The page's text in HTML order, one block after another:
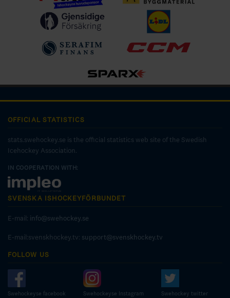
OFFICIAL STATISTICS
stats.swehockey.se is the official statistics web site of the Swedish
Icehockey Association.
IN COOPERATION WITH:
SVENSKA ISHOCKEYFÖRBUNDET
E-mail: info@swehockey.se
E-mail:svenskhockey.tv: support@svenskhockey.tv
FOLLOW US
Swehockeyse facebook Swehockeyse Instagram Swehockey twitter